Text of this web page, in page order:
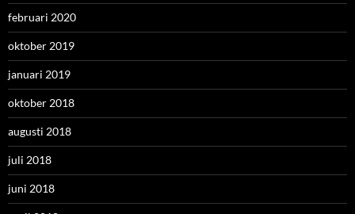
februari 2020
oktober 2019
januari 2019
oktober 2018
augusti 2018
juli 2018
juni 2018